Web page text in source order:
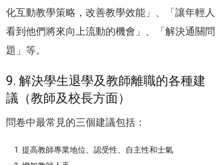
化互動教學策略，改善教學效能」、「讓年輕人
看到他們將來向上流動的機會」、「解決通關問
題」等。
9. 解決學生退學及教師離職的各種建
議（教師及校長方面）
問卷中最常見的三個建議包括：
提高教師專業地位、認受性、自主性和士氣